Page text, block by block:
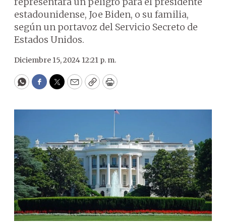
estadounidense, Joe Biden, o su familia,
según un portavoz del Servicio Secreto de
Estados Unidos.
Diciembre 15, 2024 12:21 p. m.
WhatsApp
Facebook
Twitter
EmailCopyPrint